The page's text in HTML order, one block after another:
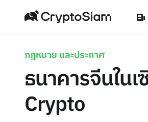
กฎหมาย และประกาศ
ธนาคารจีนใน
Crypto